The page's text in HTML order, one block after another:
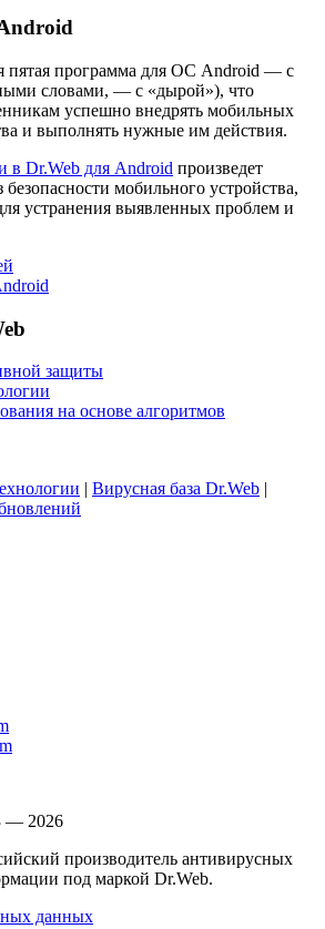
пятая программа для ОС Android — с
словами, — с «дырой»), что
успешно внедрять мобильных
и выполнять нужные им действия.
в Dr.Web для Android произведет
безопасности мобильного устройства,
устранения выявленных проблем и
защиты
на основе алгоритмов
| Вирусная база Dr.Web |
— 2026
производитель антивирусных
под маркой Dr.Web.
данных